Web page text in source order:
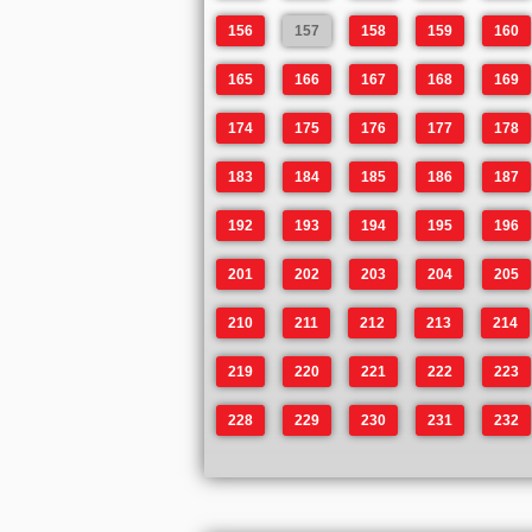
156 157 158 159 160
165 166 167 168 169
174 175 176 177 178
183 184 185 186 187
192 193 194 195 196
201 202 203 204 205
210 211 212 213 214
219 220 221 222 223
228 229 230 231 232